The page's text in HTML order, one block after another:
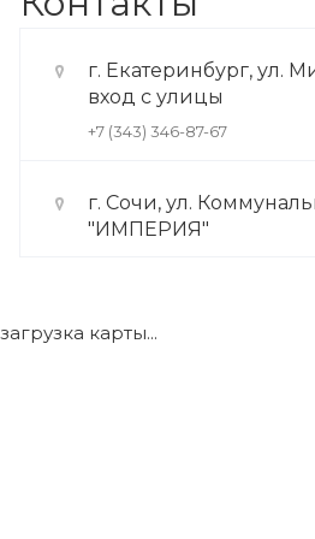
г. Екатеринбург, ул.
вход с улицы
+7 (343) 346-87-67
г. Сочи, ул.
"ИМПЕРИЯ"
загрузка карты...